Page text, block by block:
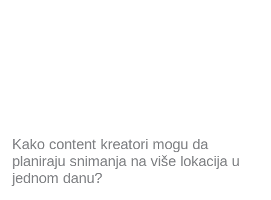
Kako content kreatori mogu da
planiraju snimanja na više lokacija u
jednom danu?